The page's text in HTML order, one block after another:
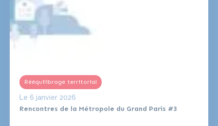
Rencontres de la Métropole du Grand Paris #3
Le 6 janvier 2026
Rééquilibrage territorial